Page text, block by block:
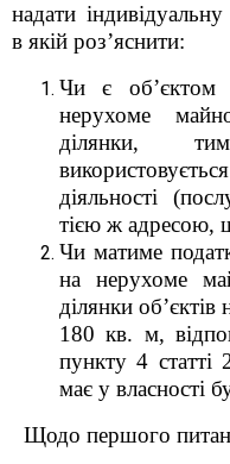
надати
в якій роз’яснити:
Чи є об’єктом
нерухоме
ділянки,
діяльності
тією ж адресою,
Чи матиме
на нерухоме
ділянки об’єктів
180 кв. м,
пункту 4 статті
має у власності
Щодо першого